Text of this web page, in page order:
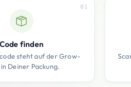
01
Code finden
steht auf der Grow-
Deiner Packung.